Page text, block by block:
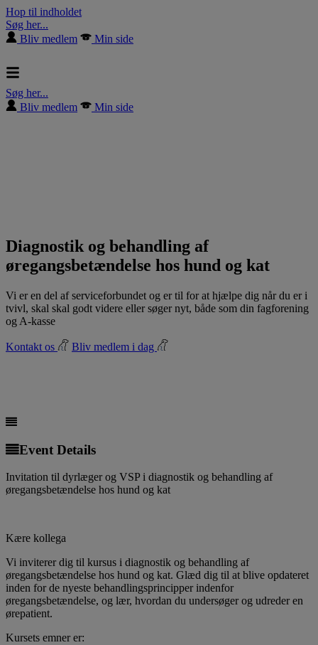
Hop til indholdet
Søg her...
Bliv medlem
Min side
Søg her...
Bliv medlem
Min side
Diagnostik og behandling af
øregangsbetændelse hos hund og kat
Vi er en del af serviceforbundet og er til for at hjælpe dig når du er i
tvivl, skal skal godt videre eller søger nyt, både som din fagforening
og A-kasse
Kontakt os Bliv medlem i dag
Event Details
Invitation til dyrlæger og VSP i diagnostik og behandling af
øregangsbetændelse hos hund og kat
Kære kollega
Vi inviterer dig til kursus i diagnostik og behandling af
øregangsbetændelse hos hund og kat. Glæd dig til at blive opdateret
inden for de nyeste behandlingsprincipper indenfor
øregangsbetændelse, og lær, hvordan du undersøger og udreder en
ørepatient.
Kursets emner er: